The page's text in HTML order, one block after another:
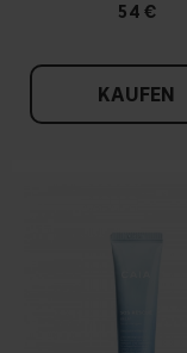
54 €
KAUFEN